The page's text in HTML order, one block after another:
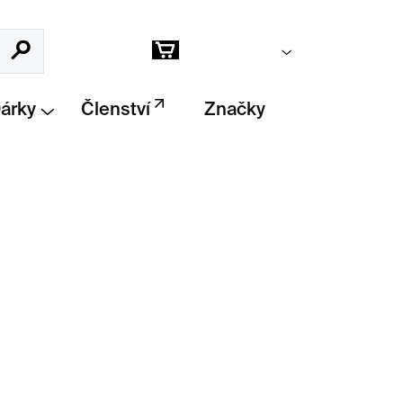
Hledat Prázdný košík
Dárky Členství Značky